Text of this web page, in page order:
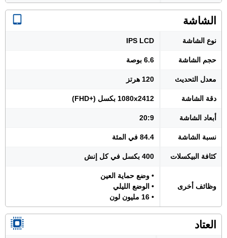
الشاشة
نوع الشاشة IPS LCD
حجم الشاشة 6.6 بوصة
معدل التحديث 120 هرتز
دقة الشاشة 1080x2412 بكسل (+FHD)
أبعاد الشاشة 20:9
نسبة الشاشة 84.4 في المئة
كثافة البيكسلات 400 بكسل في كل إنش
وظائف أخرى
• وضع حماية العين
• الوضع الليلي
• 16 مليون لون
العتاد